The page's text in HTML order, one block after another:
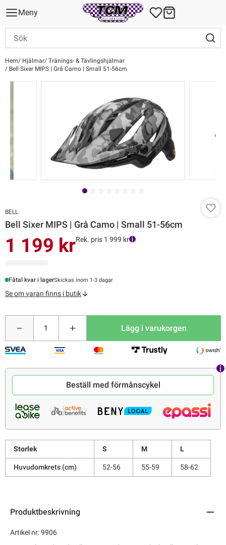
Meny
Hem Hjälmar Tränings- & Tävlingshjälmar
Bell Sixer MIPS | Grå Camo | Small 51-56cm
BELL
Bell Sixer MIPS | Grå Camo | Small 51-56cm
1 199 krRek. pris 1 999 kr
Fåtal kvar i lagerSkickas inom 1-3 dagar
Se om varan finns i butik
Lägg i varukorgen
Beställ med förmånscykel
Storlek S M L
Huvudomkrets (cm) 52-56 55-59 58-62
Produktbeskrivning
Artikel nr: 9906